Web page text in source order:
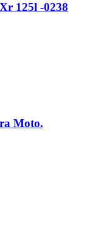
125l -0238
Moto.